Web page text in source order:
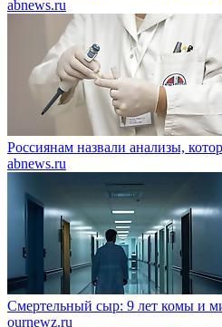
abnews.ru
Россиянам назвали анализы,
abnews.ru
Смертельный сыр: 9 лет комы и
ournewz.ru